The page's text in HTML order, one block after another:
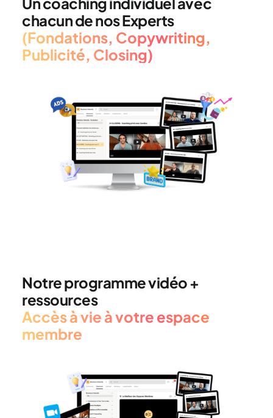
chacun de nos Experts
(Fondations, Copywriting,
Publicité, Closing)
Notre programme vidéo +
ressources
Accès à vie à votre espace
membre